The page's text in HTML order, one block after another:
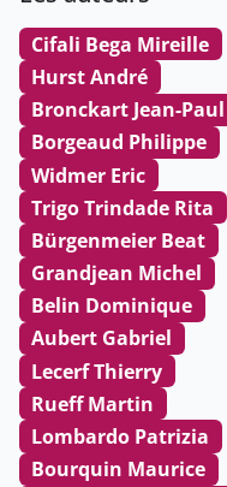
Cifali Bega Mireille
Hurst André
Bronckart Jean-Paul
Borgeaud Philippe
Widmer Eric
Trigo Trindade Rita
Bürgenmeier Beat
Grandjean Michel
Belin Dominique
Aubert Gabriel
Lecerf Thierry
Rueff Martin
Lombardo Patrizia
Bourquin Maurice